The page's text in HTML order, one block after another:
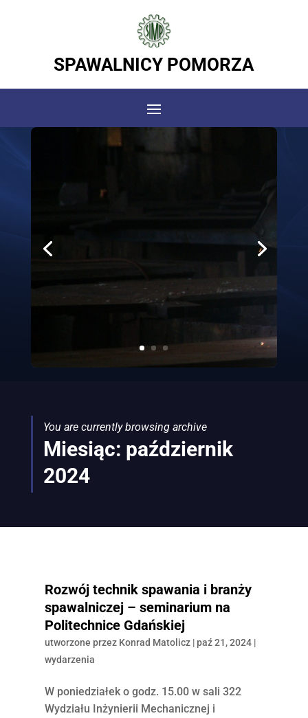
SPAWALNICY POMORZA
You are currently browsing archive
Miesiąc: październik
2024
Rozwój technik spawania i branży
spawalniczej – seminarium na
Politechnice Gdańskiej
utworzone przez Konrad Matolicz| paź 21, 2024|
wydarzenia
W poniedziałek o godz. 15.00 w sali 322
Wydziału Inżynierii Mechanicznej i